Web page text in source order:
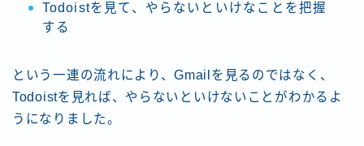
Todoistを見て、やらないといけなことを把握
する
という一連の流れにより、Gmailを見るのではなく、
Todoistを見れば、やらないといけないことがわかるよ
うになりました。